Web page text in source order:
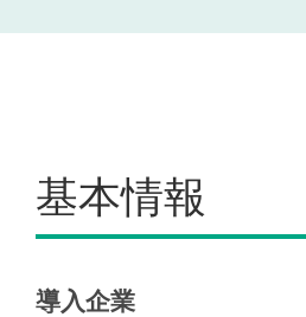
基本情報
導入企業